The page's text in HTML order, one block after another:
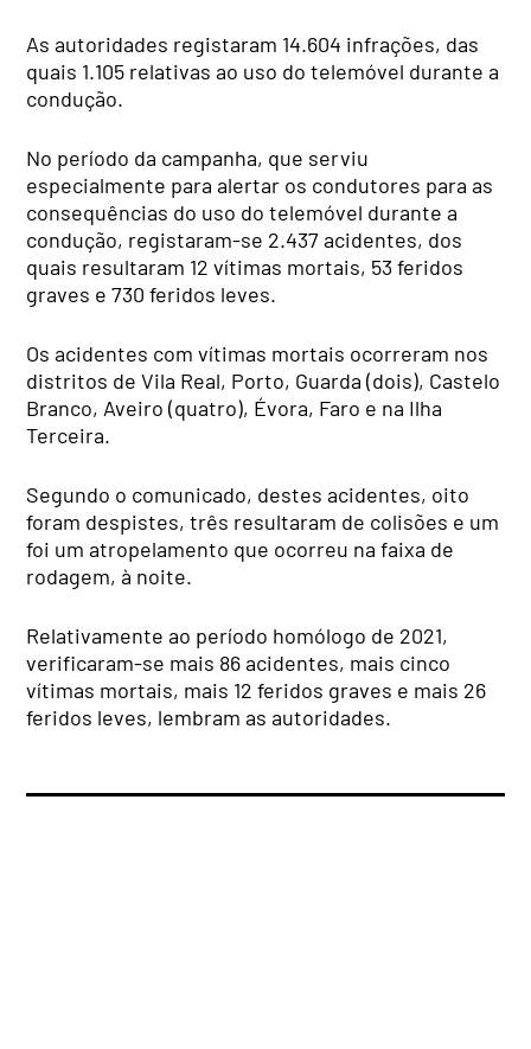
As autoridades registaram 14.604 infrações, das
quais 1.105 relativas ao uso do telemóvel durante a
condução.
No período da campanha, que serviu
especialmente para alertar os condutores para as
consequências do uso do telemóvel durante a
condução, registaram-se 2.437 acidentes, dos
quais resultaram 12 vítimas mortais, 53 feridos
graves e 730 feridos leves.
Os acidentes com vítimas mortais ocorreram nos
distritos de Vila Real, Porto, Guarda (dois), Castelo
Branco, Aveiro (quatro), Évora, Faro e na Ilha
Terceira.
Segundo o comunicado, destes acidentes, oito
foram despistes, três resultaram de colisões e um
foi um atropelamento que ocorreu na faixa de
rodagem, à noite.
Relativamente ao período homólogo de 2021,
verificaram-se mais 86 acidentes, mais cinco
vítimas mortais, mais 12 feridos graves e mais 26
feridos leves, lembram as autoridades.